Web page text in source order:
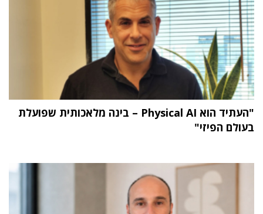
"העתיד הוא Physical AI – בינה מלאכותית שפועלת
בעולם הפיזי"